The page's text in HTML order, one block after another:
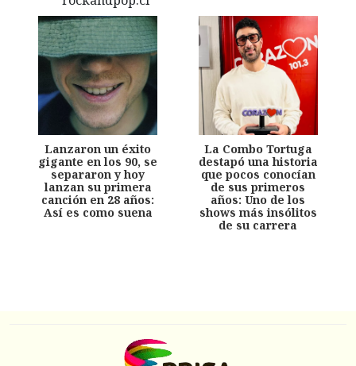
Lanzaron un éxito
gigante en los 90, se
separaron y hoy
lanzan su primera
canción en 28 años:
Así es como suena
La Combo Tortuga
destapó una historia
que pocos conocían
de sus primeros
años: Uno de los
shows más insólitos
de su carrera